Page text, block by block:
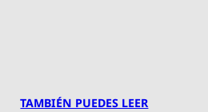
TAMBIÉN PUEDES LEER